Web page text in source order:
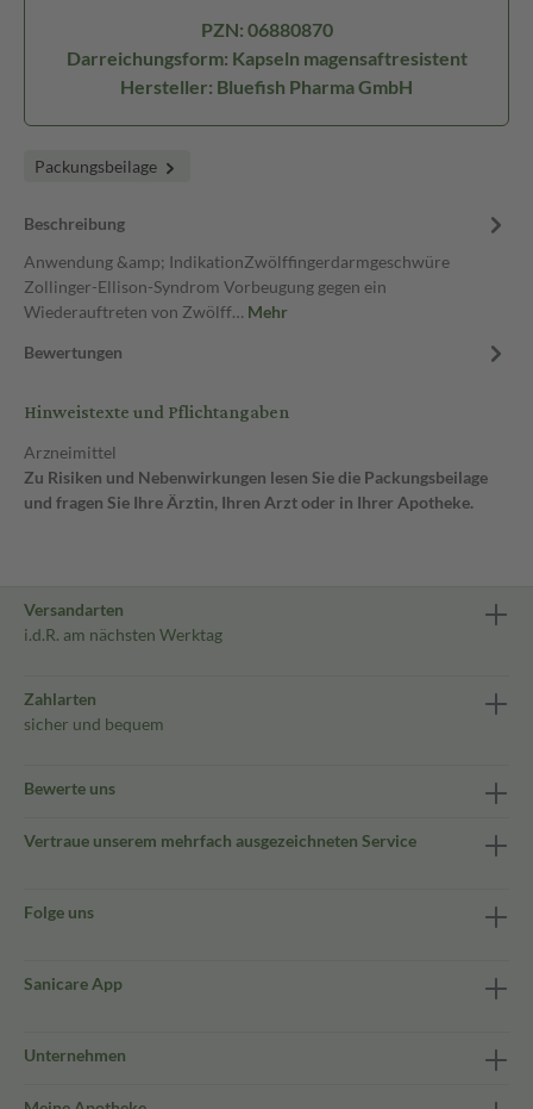
PZN: 06880870
Darreichungsform: Kapseln magensaftresistent
Hersteller: Bluefish Pharma GmbH
Packungsbeilage
Beschreibung
Anwendung &amp; IndikationZwölffingerdarmgeschwüre
Zollinger-Ellison-Syndrom Vorbeugung gegen ein
Wiederauftreten von Zwölff… Mehr
Bewertungen
Hinweistexte und Pflichtangaben
Arzneimittel
Zu Risiken und Nebenwirkungen lesen Sie die Packungsbeilage
und fragen Sie Ihre Ärztin, Ihren Arzt oder in Ihrer Apotheke.
Versandarten
i.d.R. am nächsten Werktag
Zahlarten
sicher und bequem
Bewerte uns
Vertraue unserem mehrfach ausgezeichneten Service
Folge uns
Sanicare App
Unternehmen